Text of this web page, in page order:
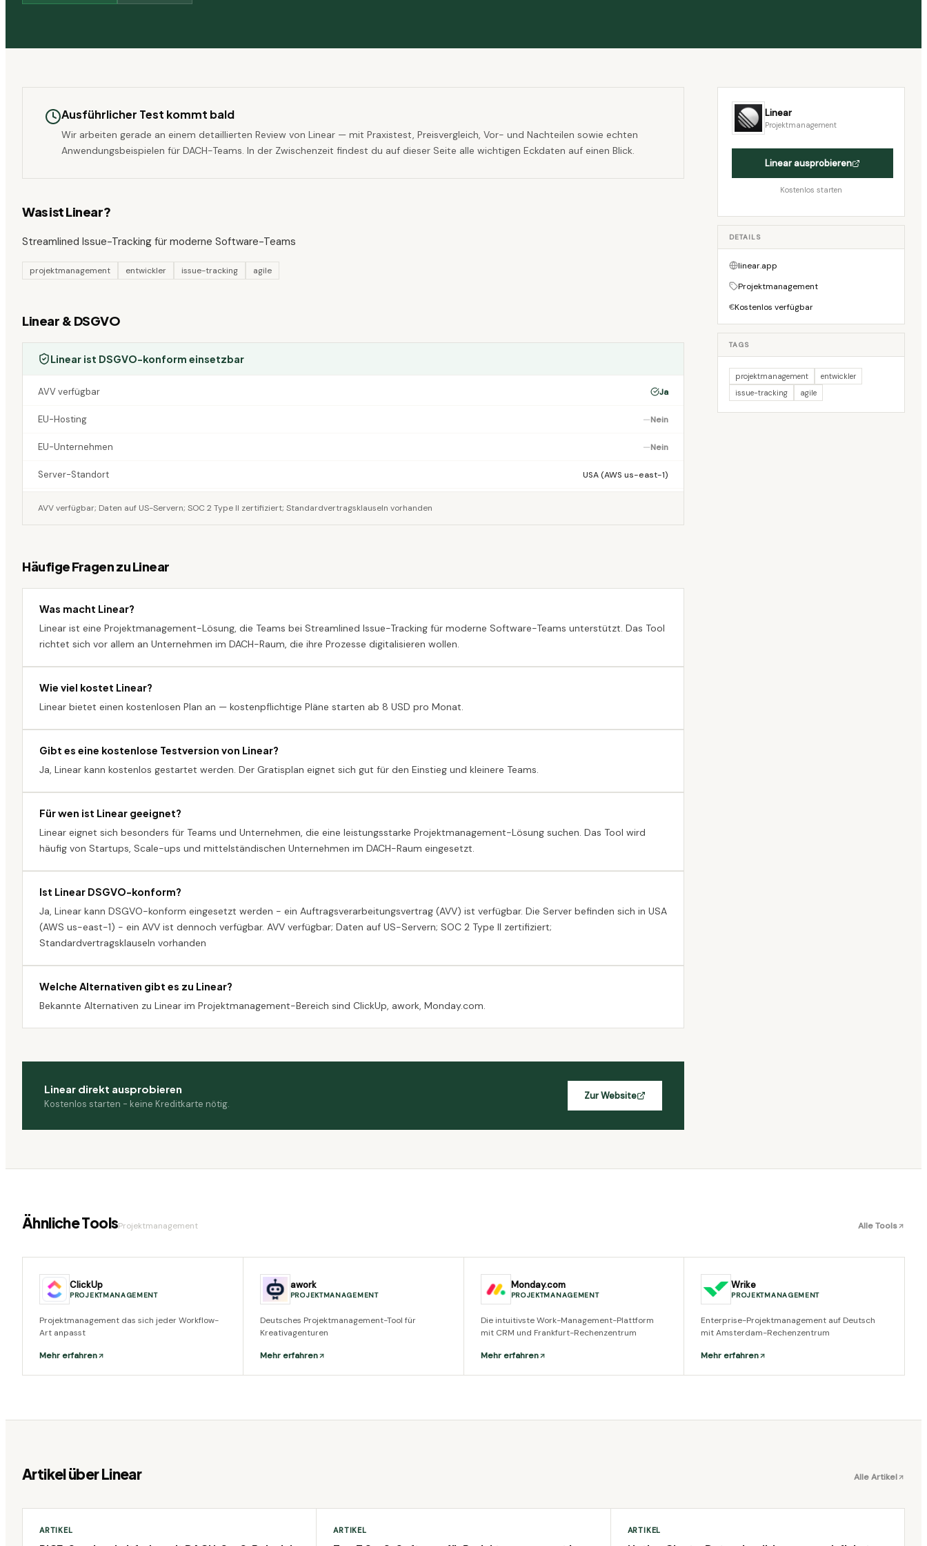
Ausführlicher Test kommt bald
Wir arbeiten gerade an einem detaillierten Review von Linear — mit Praxistest, Preisvergleich, Vor- und Nachteilen sowie echten
Anwendungsbeispielen für DACH-Teams. In der Zwischenzeit findest du auf dieser Seite alle wichtigen Eckdaten auf einen Blick.
Was istLinear?
Streamlined Issue-Tracking für moderne Software-Teams
projektmanagement entwickler issue-tracking agile
Linear & DSGVO
Linear ist DSGVO-konform einsetzbar
AVV verfügbar Ja
EU-Hosting —Nein
EU-Unternehmen —Nein
Server-Standort USA (AWS us-east-1)
AVV verfügbar; Daten auf US-Servern; SOC 2 Type II zertifiziert; Standardvertragsklauseln vorhanden
Häufige Fragen zuLinear
Was macht Linear?
Linear ist eine Projektmanagement-Lösung, die Teams bei Streamlined Issue-Tracking für moderne Software-Teams unterstützt. Das Tool
richtet sich vor allem an Unternehmen im DACH-Raum, die ihre Prozesse digitalisieren wollen.
Wie viel kostet Linear?
Linear bietet einen kostenlosen Plan an — kostenpflichtige Pläne starten ab 8 USD pro Monat.
Gibt es eine kostenlose Testversion von Linear?
Ja, Linear kann kostenlos gestartet werden. Der Gratisplan eignet sich gut für den Einstieg und kleinere Teams.
Für wen ist Linear geeignet?
Linear eignet sich besonders für Teams und Unternehmen, die eine leistungsstarke Projektmanagement-Lösung suchen. Das Tool wird
häufig von Startups, Scale-ups und mittelständischen Unternehmen im DACH-Raum eingesetzt.
Ist Linear DSGVO-konform?
Ja, Linear kann DSGVO-konform eingesetzt werden - ein Auftragsverarbeitungsvertrag (AVV) ist verfügbar. Die Server befinden sich in USA
(AWS us-east-1) - ein AVV ist dennoch verfügbar. AVV verfügbar; Daten auf US-Servern; SOC 2 Type II zertifiziert;
Standardvertragsklauseln vorhanden
Welche Alternativen gibt es zu Linear?
Bekannte Alternativen zu Linear im Projektmanagement-Bereich sind ClickUp, awork, Monday.com.
Linear direkt ausprobieren
Kostenlos starten - keine Kreditkarte nötig.
Zur Website
Linear
Projektmanagement
Linearausprobieren
Kostenlos starten
DETAILS
linear.app
Projektmanagement
€Kostenlos verfügbar
TAGS
projektmanagement
entwickler
issue-tracking
agile
Ähnliche ToolsProjektmanagement Alle Tools
ClickUp
PROJEKTMANAGEMENT
Projektmanagement das sich jeder Workflow-
Art anpasst
Mehr erfahren
awork
PROJEKTMANAGEMENT
Deutsches Projektmanagement-Tool für
Kreativagenturen
Mehr erfahren
Monday.com
PROJEKTMANAGEMENT
Die intuitivste Work-Management-Plattform
mit CRM und Frankfurt-Rechenzentrum
Mehr erfahren
Wrike
PROJEKTMANAGEMENT
Enterprise-Projektmanagement auf Deutsch
mit Amsterdam-Rechenzentrum
Mehr erfahren
Artikel überLinear Alle Artikel
ARTIKEL ARTIKEL ARTIKEL